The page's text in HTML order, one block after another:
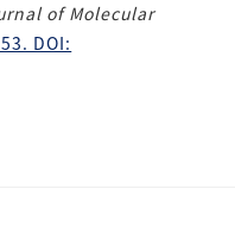
of Molecular
DOI: